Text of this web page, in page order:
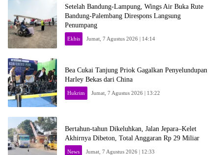
Setelah Bandung-Lampung, Wings Air Buka Rute
Bandung-Palembang Direspons Langsung
Penumpang
Ekbis Jumat, 7 Agustus 2026 | 14:14
Bea Cukai Tanjung Priok Gagalkan Penyelundupan
Harley Bekas dari China
Hukrim Jumat, 7 Agustus 2026 | 13:22
Bertahun-tahun Dikeluhkan, Jalan Jepara–Kelet
Akhirnya Dibeton, Total Anggaran Rp 29 Miliar
News Jumat, 7 Agustus 2026 | 12:33